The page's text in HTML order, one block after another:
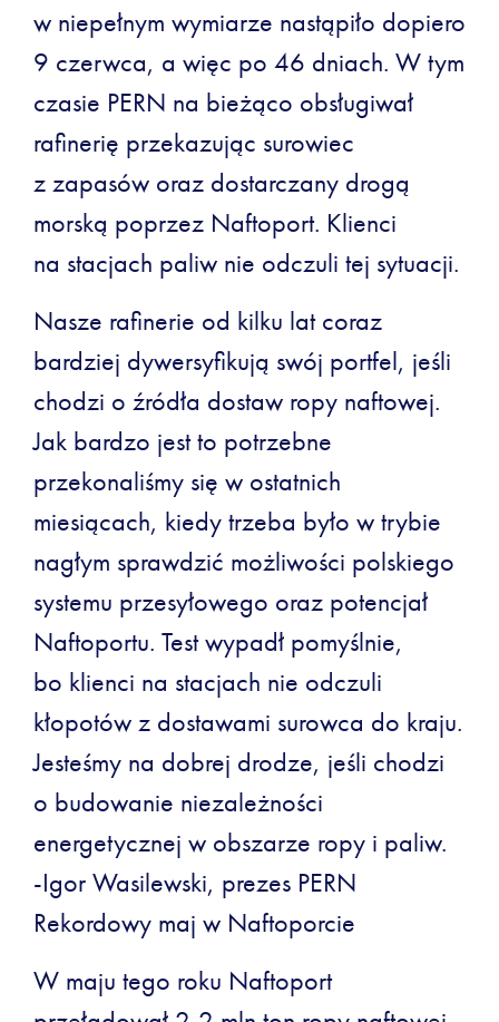
w niepełnym wymiarze nastąpiło dopiero
9 czerwca, a więc po 46 dniach. W tym
czasie PERN na bieżąco obsługiwał
rafinerię przekazując surowiec
z zapasów oraz dostarczany drogą
morską poprzez Naftoport. Klienci
na stacjach paliw nie odczuli tej sytuacji.
Nasze rafinerie od kilku lat coraz
bardziej dywersyfikują swój portfel, jeśli
chodzi o źródła dostaw ropy naftowej.
Jak bardzo jest to potrzebne
przekonaliśmy się w ostatnich
miesiącach, kiedy trzeba było w trybie
nagłym sprawdzić możliwości polskiego
systemu przesyłowego oraz potencjał
Naftoportu. Test wypadł pomyślnie,
bo klienci na stacjach nie odczuli
kłopotów z dostawami surowca do kraju.
Jesteśmy na dobrej drodze, jeśli chodzi
o budowanie niezależności
energetycznej w obszarze ropy i paliw.
-Igor Wasilewski, prezes PERN
Rekordowy maj w Naftoporcie
W maju tego roku Naftoport